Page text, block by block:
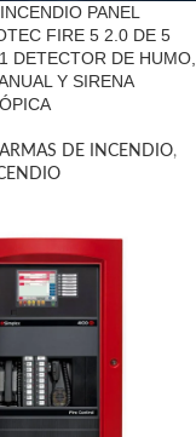
PANEL
FIRE 5 2.0 DE 5
DETECTOR DE HUMO,
Y SIRENA
DE INCENDIO,